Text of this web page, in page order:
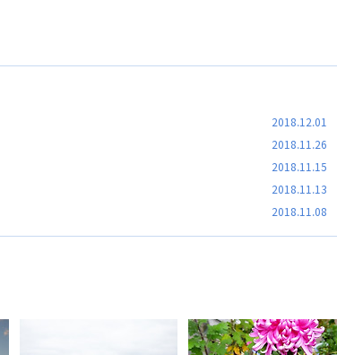
2018.12.01
2018.11.26
2018.11.15
2018.11.13
2018.11.08